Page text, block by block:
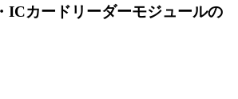
ICカードリーダーモジュールの